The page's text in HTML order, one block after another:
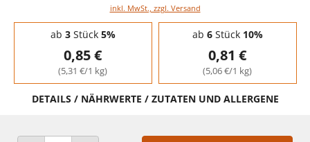
inkl. MwSt., zzgl. Versand
Staffelpreise - Mengenrabatt
ab 3Stück 5%
0,85 €
(5,31 €/1 kg)
ab 6Stück 10%
0,81 €
(5,06 €/1 kg)
DETAILS / NÄHRWERTE / ZUTATEN UND ALLERGENE